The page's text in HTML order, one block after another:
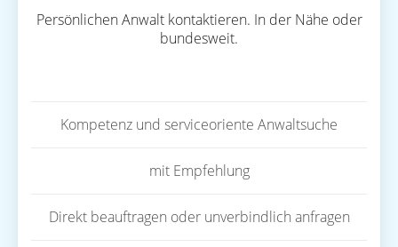
Persönlichen Anwalt kontaktieren. In der Nähe oder
bundesweit.
Kompetenz und serviceoriente Anwaltsuche
mit Empfehlung
Direkt beauftragen oder unverbindlich anfragen